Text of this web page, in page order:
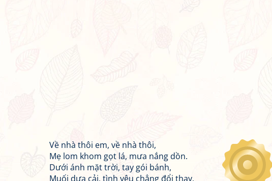
Về nhà thôi em, về nhà thôi,
Mẹ lom khom gọt lá, mưa nắng dồn.
Dưới ánh mặt trời, tay gói bánh,
Muối dưa cải, tình yêu chẳng đổi thay.